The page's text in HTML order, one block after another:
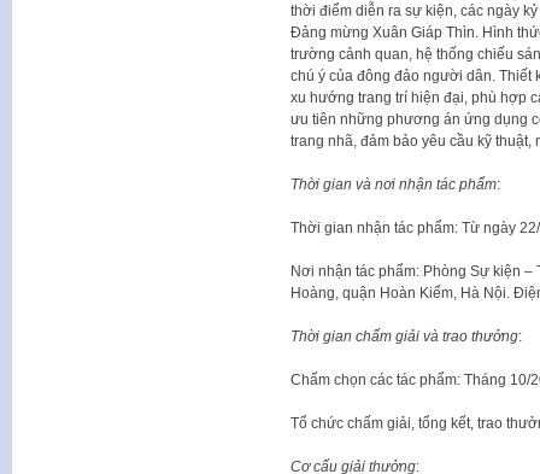
thời điểm diễn ra sự kiện, các ngày
Đảng mừng Xuân Giáp Thìn. Hình
trường cảnh quan, hệ thống chiếu
chú ý của đông đảo người dân.
xu hướng trang trí hiện đại, phù hợp
ưu tiên những phương án ứng dụng
trang nhã, đảm bảo yêu cầu kỹ
Thời gian và nơi nhận tác phẩm:
Thời gian nhận tác phẩm: Từ ngày
Nơi nhận tác phẩm: Phòng Sự kiện
Hoàng, quận Hoàn Kiếm, Hà Nội.
Thời gian chấm giải và trao thưởng:
Chấm chọn các tác phẩm: Tháng 10/
Tổ chức chấm giải, tổng kết, trao
Cơ cấu giải thưởng: